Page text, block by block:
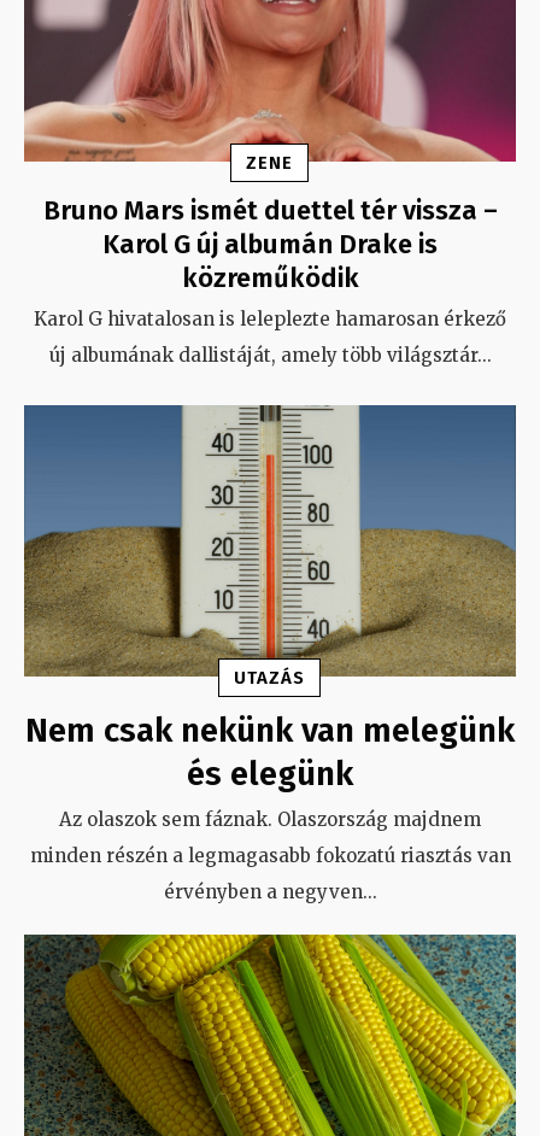
ZENE
Bruno Mars ismét duettel tér vissza –
Karol G új albumán Drake is
közreműködik
Karol G hivatalosan is leleplezte hamarosan érkező
új albumának dallistáját, amely több világsztár...
UTAZÁS
Nem csak nekünk van melegünk
és elegünk
Az olaszok sem fáznak. Olaszország majdnem
minden részén a legmagasabb fokozatú riasztás van
érvényben a negyven...